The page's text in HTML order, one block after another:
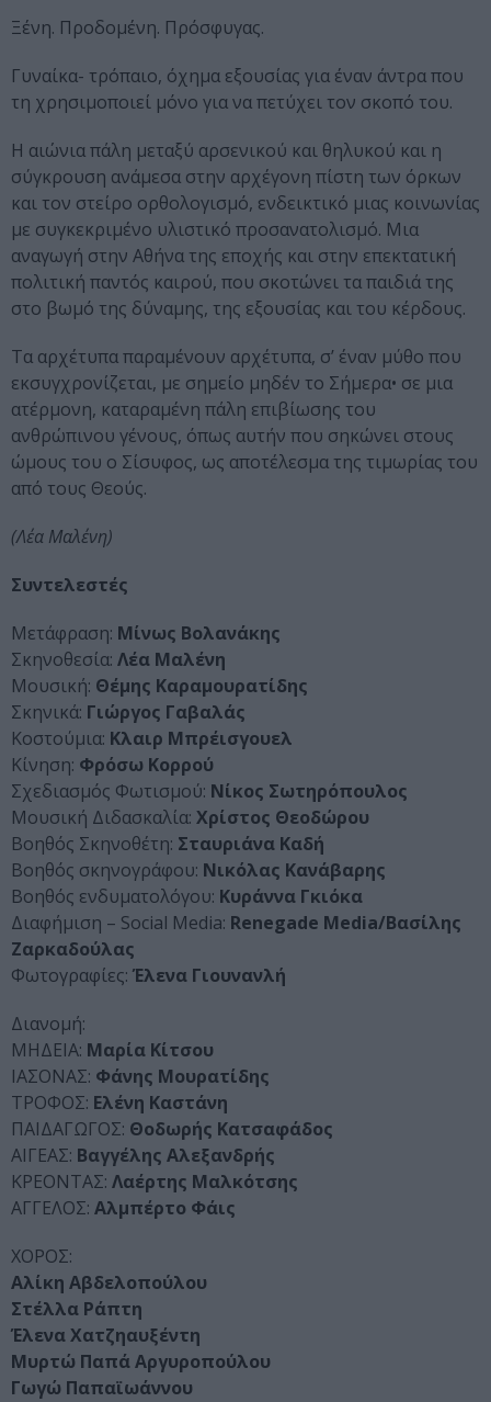
Ξένη. Προδομένη. Πρόσφυγας.
Γυναίκα- τρόπαιο, όχημα εξουσίας για έναν άντρα που
τη χρησιμοποιεί μόνο για να πετύχει τον σκοπό του.
Η αιώνια πάλη μεταξύ αρσενικού και θηλυκού και η
σύγκρουση ανάμεσα στην αρχέγονη πίστη των όρκων
και τον στείρο ορθολογισμό, ενδεικτικό μιας κοινωνίας
με συγκεκριμένο υλιστικό προσανατολισμό. Μια
αναγωγή στην Αθήνα της εποχής και στην επεκτατική
πολιτική παντός καιρού, που σκοτώνει τα παιδιά της
στο βωμό της δύναμης, της εξουσίας και του κέρδους.
Τα αρχέτυπα παραμένουν αρχέτυπα, σ’ έναν μύθο που
εκσυγχρονίζεται, με σημείο μηδέν το Σήμερα• σε μια
ατέρμονη, καταραμένη πάλη επιβίωσης του
ανθρώπινου γένους, όπως αυτήν που σηκώνει στους
ώμους του ο Σίσυφος, ως αποτέλεσμα της τιμωρίας του
από τους Θεούς.
(Λέα Μαλένη)
Συντελεστές
Μετάφραση: Μίνως Βολανάκης
Σκηνοθεσία: Λέα Μαλένη
Μουσική: Θέμης Καραμουρατίδης
Σκηνικά: Γιώργος Γαβαλάς
Κοστούμια: Kλαιρ Μπρέισγουελ
Κίνηση: Φρόσω Κορρού
Σχεδιασμός Φωτισμού: Νίκος Σωτηρόπουλος
Μουσική Διδασκαλία: Χρίστος Θεοδώρου
Βοηθός Σκηνοθέτη: Σταυριάνα Καδή
Βοηθός σκηνογράφου: Νικόλας Κανάβαρης
Βοηθός ενδυματολόγου: Κυράννα Γκιόκα
Διαφήμιση – Social Media: Renegade Media/Βασίλης
Ζαρκαδούλας
Φωτογραφίες: Έλενα Γιουνανλή
Διανομή:
ΜΗΔΕΙΑ: Μαρία Κίτσου
ΙΑΣΟΝΑΣ: Φάνης Μουρατίδης
ΤΡΟΦΟΣ: Ελένη Καστάνη
ΠΑΙΔΑΓΩΓΟΣ: Θοδωρής Κατσαφάδος
ΑΙΓΕΑΣ: Βαγγέλης Αλεξανδρής
ΚΡΕΟΝΤΑΣ: Λαέρτης Μαλκότσης
ΑΓΓΕΛΟΣ: Αλμπέρτο Φάις
ΧΟΡΟΣ:
Αλίκη Αβδελοπούλου
Στέλλα Ράπτη
Έλενα Χατζηαυξέντη
Μυρτώ Παπά Αργυροπούλου
Γωγώ Παπαϊωάννου